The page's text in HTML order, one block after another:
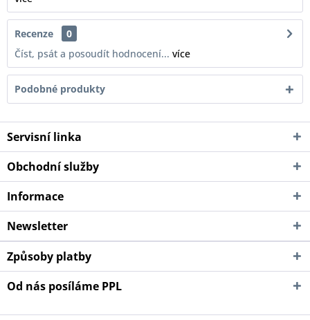
Recenze
0
Číst, psát a posoudít hodnocení... více
Podobné produkty
Servisní linka
Obchodní služby
Informace
Newsletter
Způsoby platby
Od nás posíláme PPL